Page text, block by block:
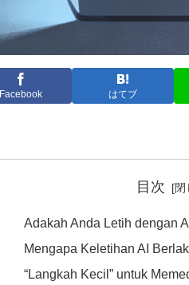
Facebook はてブ
目次
Adakah Anda Letih dengan
Mengapa Keletihan AI
“Langkah Kecil” untuk